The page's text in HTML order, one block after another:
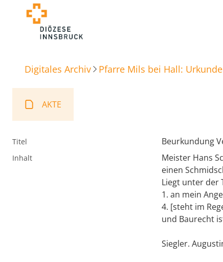
Digitales Archiv Pfarre Mils bei Hall:
AKTE
Titel Beurkundung
Inhalt
Meister Hans
einen
Liegt unter der
1. an mein
4. [steht im
und Baurecht
Siegler.